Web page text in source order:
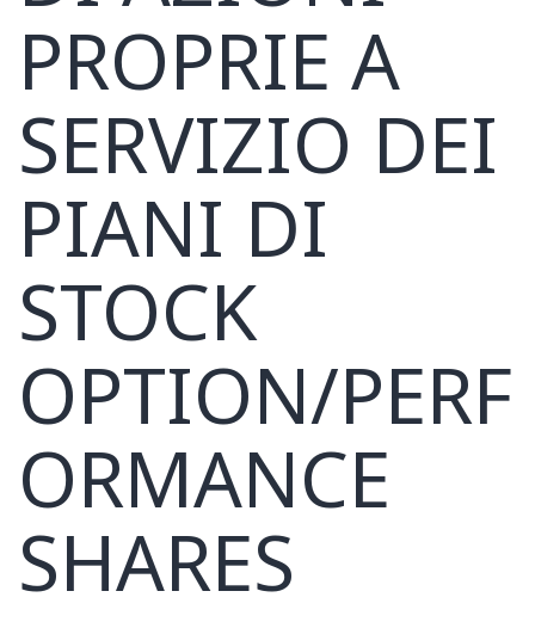
PROPRIE A
SERVIZIO DEI
PIANI DI
STOCK
OPTION/PERF
ORMANCE
SHARES